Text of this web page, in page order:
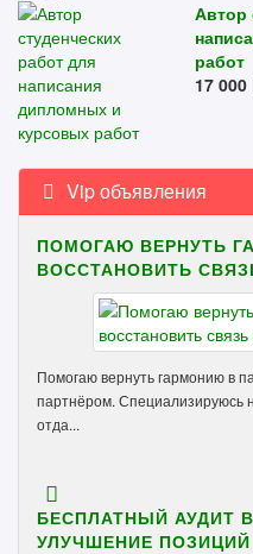
Автор
работ
17 000
Vip объявления
ПОМОГАЮ ВЕРНУТЬ
ВОССТАНОВИТЬ
Помогаю вернуть гармонию в
партнёром. Специализируюсь
отда...
БЕСПЛАТНЫЙ АУДИТ
УЛУЧШЕНИЕ